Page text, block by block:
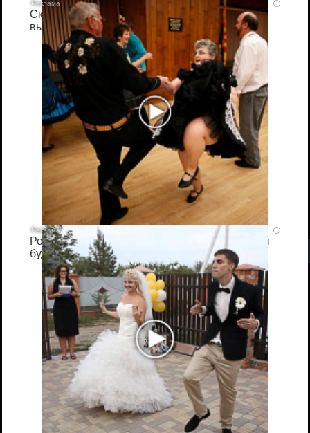
Скрытая камера на пляже Крыма: Что люди
вытворяют, когда их не видят...
i
Ролик длится несколько секунд, а смеяться вы
будете долго
i